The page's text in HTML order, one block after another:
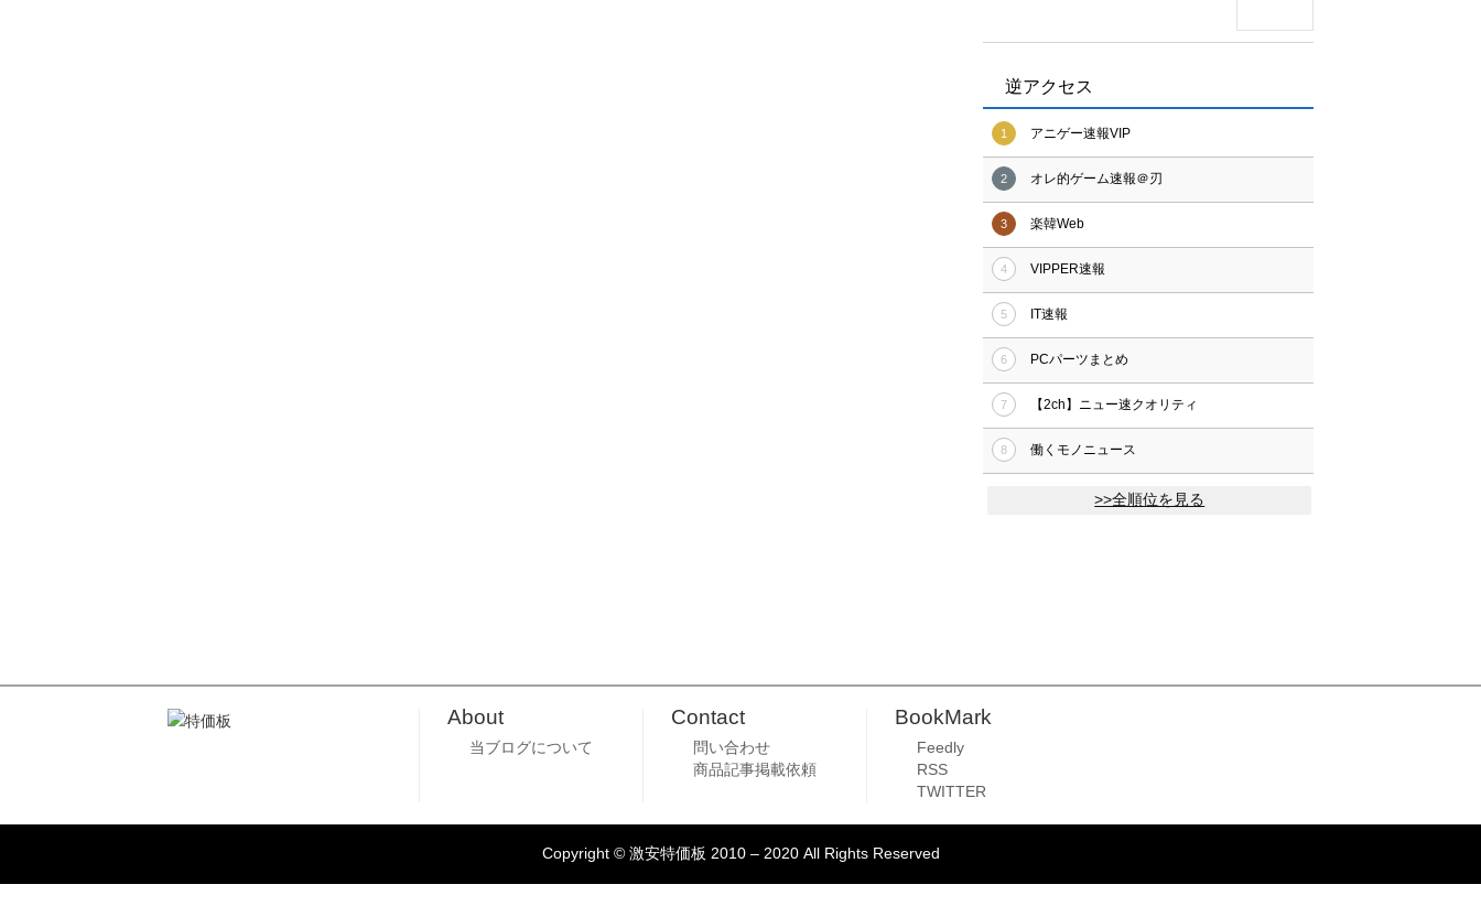
逆アクセス
1 アニゲー速報VIP
2 オレ的ゲーム速報＠刃
3 楽韓Web
4 VIPPER速報
5 IT速報
6 PCパーツまとめ
7 【2ch】ニュー速クオリティ
8 働くモノニュース
>>全順位を見る
About
当ブログについて
Contact
問い合わせ
商品記事掲載依頼
BookMark
Feedly
RSS
TWITTER
Copyright © 激安特価板 2010 – 2020 All Rights Reserved